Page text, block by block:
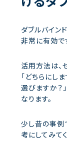
ダブルバイ
非常に有効で
活用方法は、
「どちらにし
選びますか？
なります。
少し昔の事例
考にしてみて